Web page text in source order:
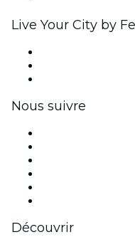
Live Your City by
Nous suivre
Découvrir